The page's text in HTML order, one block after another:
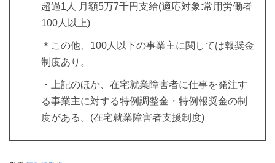
超過1人 月額5万7千円支給(適応対象:常用労働者
100人以上)
＊この他、100人以下の事業主に関しては報奨金
制度あり。
・上記のほか、在宅就業障害者に仕事を発注す
る事業主に対する特例調整金・特例報奨金の制
度がある。(在宅就業障害者支援制度)